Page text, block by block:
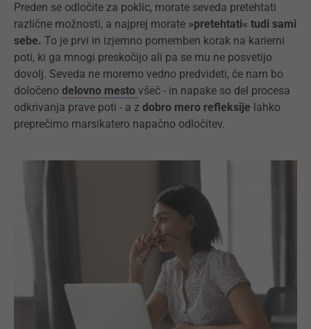
Preden se odločite za poklic, morate seveda pretehtati
različne možnosti, a najprej morate »pretehtati« tudi sami
sebe. To je prvi in izjemno pomemben korak na karierni
poti, ki ga mnogi preskočijo ali pa se mu ne posvetijo
dovolj. Seveda ne moremo vedno predvideti, če nam bo
določeno delovno mesto všeč - in napake so del procesa
odkrivanja prave poti - a z dobro mero refleksije lahko
preprečimo marsikatero napačno odločitev.